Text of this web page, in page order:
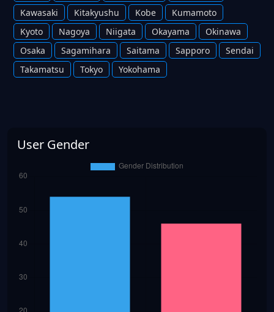
Kawasaki
Kitakyushu Kobe
Kumamoto
Kyoto
Nagoya Niigata Okayama
Okinawa
Osaka
Sagamihara Saitama Sapporo
Sendai
Takamatsu
Tokyo Yokohama
User Gender